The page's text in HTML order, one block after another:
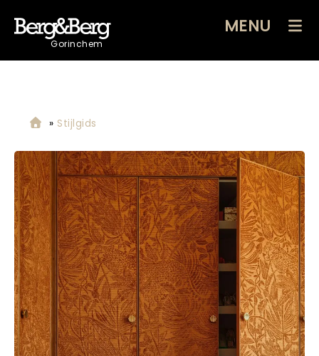
Gorinchem
MENU
» Stijlgids